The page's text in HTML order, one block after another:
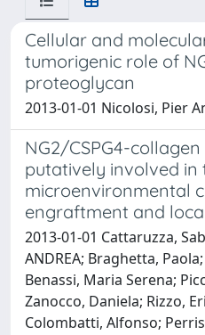
Cellular and
tumorigenic role of
proteoglycan
2013-01-01 Nicolosi, Pier
NG2/CSPG4-
putatively involved in
microenvironmental
engraftment and
2013-01-01 Cattaruzza,
ANDREA; Braghetta,
Benassi, Maria Serena;
Zanocco, Daniela; Rizzo,
Colombatti, Alfonso;